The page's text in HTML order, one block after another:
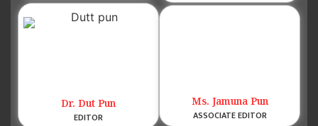
Dr. Dut Pun
EDITOR
Ms. Jamuna Pun
ASSOCIATE EDITOR